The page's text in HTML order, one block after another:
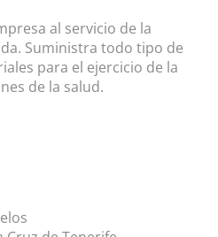
al servicio de la
Suministra todo tipo de
para el ejercicio de la
de la salud.